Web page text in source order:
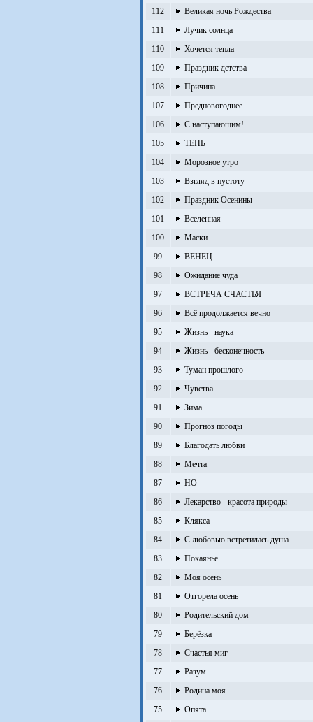
112
Великая ночь Рождества
111
Лучик солнца
110
Хочется тепла
109
Праздник детства
108
Причина
107
Предновогоднее
106
С наступающим!
105
ТЕНЬ
104
Морозное утро
103
Взгляд в пустоту
102
Праздник Осенины
101
Вселенная
100
Маски
99
ВЕНЕЦ
98
Ожидание чуда
97
ВСТРЕЧА СЧАСТЬЯ
96
Всё продолжается вечно
95
Жизнь - наука
94
Жизнь - бесконечность
93
Туман прошлого
92
Чувства
91
Зима
90
Прогноз погоды
89
Благодать любви
88
Мечта
87
НО
86
Лекарство - красота природы
85
Клякса
84
С любовью встретилась душа
83
Покаянье
82
Моя осень
81
Отгорела осень
80
Родительский дом
79
Берёзка
78
Счастья миг
77
Разум
76
Родина моя
75
Опята